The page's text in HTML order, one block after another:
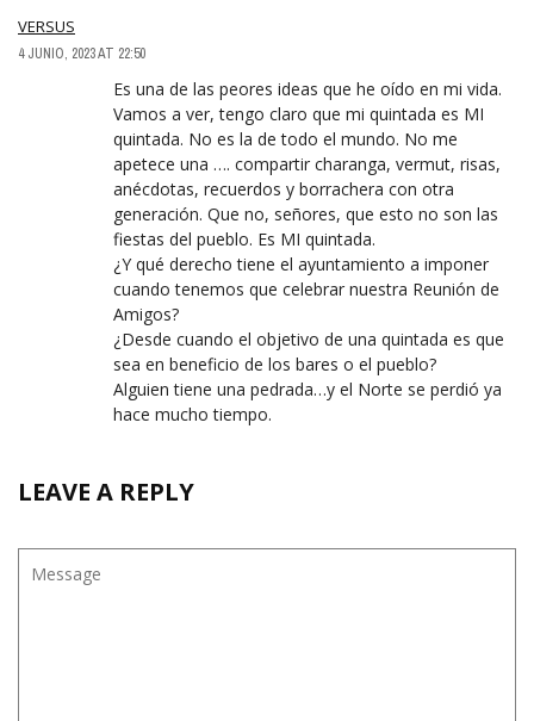
VERSUS
4 JUNIO, 2023 AT 22:50
Es una de las peores ideas que he oído en mi vida.
Vamos a ver, tengo claro que mi quintada es MI
quintada. No es la de todo el mundo. No me
apetece una …. compartir charanga, vermut, risas,
anécdotas, recuerdos y borrachera con otra
generación. Que no, señores, que esto no son las
fiestas del pueblo. Es MI quintada.
¿Y qué derecho tiene el ayuntamiento a imponer
cuando tenemos que celebrar nuestra Reunión de
Amigos?
¿Desde cuando el objetivo de una quintada es que
sea en beneficio de los bares o el pueblo?
Alguien tiene una pedrada…y el Norte se perdió ya
hace mucho tiempo.
LEAVE A REPLY